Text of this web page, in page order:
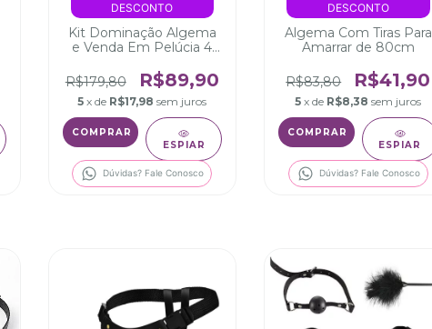
DESCONTO
Kit Dominação Algema
e Venda Em Pelúcia 4
R$179,80
R$89,90
5 x de R$17,98 sem juros
ESPIAR
Dúvidas? Fale Conosco
DESCONTO
Algema Com Tiras Para
Amarrar de 80cm
R$83,80 R$41,90
5 x de R$8,38 sem juros
ESPIAR
Dúvidas? Fale Conosco